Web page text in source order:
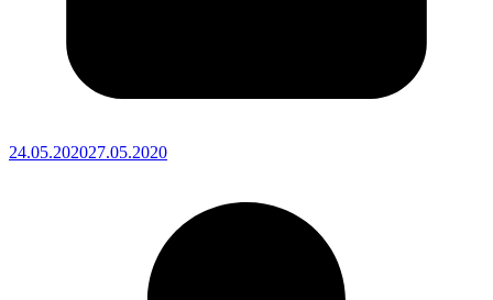
24.05.202027.05.2020